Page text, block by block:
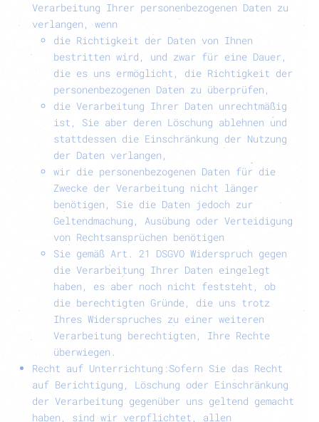
Verarbeitung Ihrer personenbezogenen Daten zu
verlangen, wenn
die Richtigkeit der Daten von Ihnen
bestritten wird, und zwar für eine Dauer,
die es uns ermöglicht, die Richtigkeit der
personenbezogenen Daten zu überprüfen,
die Verarbeitung Ihrer Daten unrechtmäßig
ist, Sie aber deren Löschung ablehnen und
stattdessen die Einschränkung der Nutzung
der Daten verlangen,
wir die personenbezogenen Daten für die
Zwecke der Verarbeitung nicht länger
benötigen, Sie die Daten jedoch zur
Geltendmachung, Ausübung oder Verteidigung
von Rechtsansprüchen benötigen
Sie gemäß Art. 21 DSGVO Widerspruch gegen
die Verarbeitung Ihrer Daten eingelegt
haben, es aber noch nicht feststeht, ob
die berechtigten Gründe, die uns trotz
Ihres Widerspruches zu einer weiteren
Verarbeitung berechtigten, Ihre Rechte
überwiegen.
Recht auf Unterrichtung:Sofern Sie das Recht
auf Berichtigung, Löschung oder Einschränkung
der Verarbeitung gegenüber uns geltend gemacht
haben, sind wir verpflichtet, allen